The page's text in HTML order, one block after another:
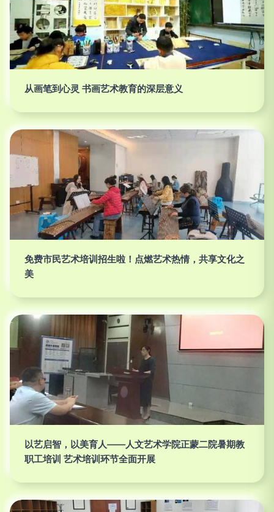
从画笔到心灵 书画艺术教育的深层意义
免费市民艺术培训招生啦！点燃艺术热情，共享文化之
美
以艺启智，以美育人——人文艺术学院正蒙二院暑期教
职工培训 艺术培训环节全面开展